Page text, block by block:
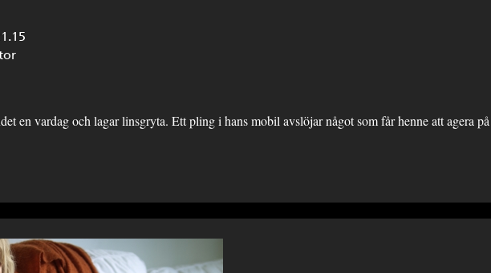
en vardag och lagar linsgryta. Ett pling i hans mobil avslöjar något som får henne att agera